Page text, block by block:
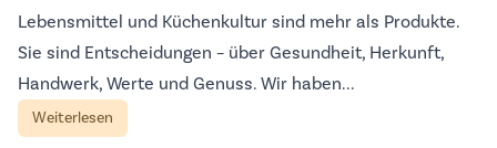
Lebensmittel und Küchenkultur sind mehr als Produkte.
Sie sind Entscheidungen – über Gesundheit, Herkunft,
Handwerk, Werte und Genuss. Wir haben...
Weiterlesen